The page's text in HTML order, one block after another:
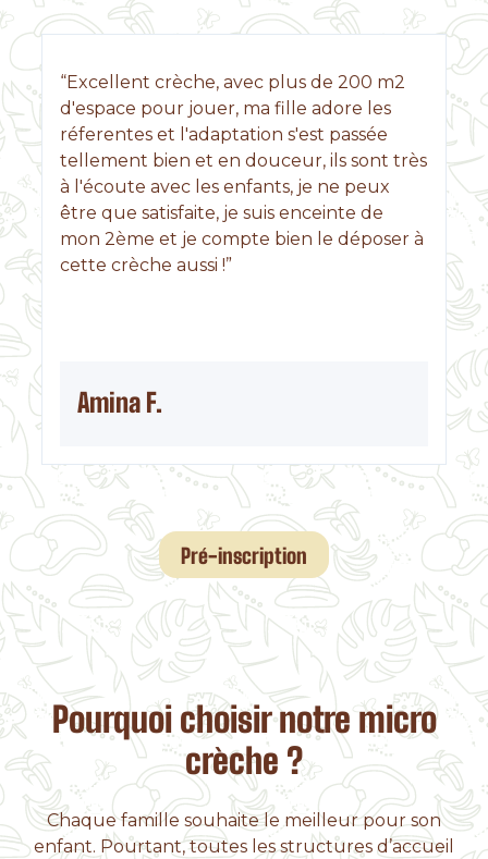
“Excellent crèche, avec plus de 200 m2
d'espace pour jouer, ma fille adore les
réferentes et l'adaptation s'est passée
tellement bien et en douceur, ils sont très
à l'écoute avec les enfants, je ne peux
être que satisfaite, je suis enceinte de
mon 2ème et je compte bien le déposer à
cette crèche aussi !”
Amina F.
Pré-inscription
Pourquoi choisir notre micro
crèche ?
Chaque famille souhaite le meilleur pour son
enfant. Pourtant, toutes les structures d’accueil